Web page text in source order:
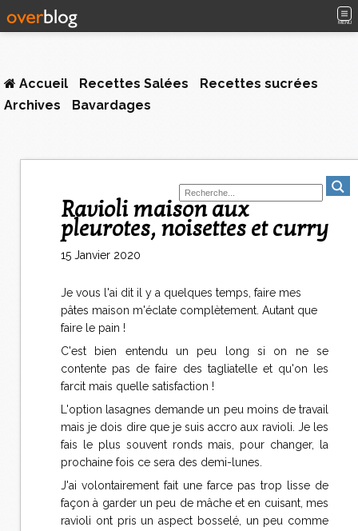
MENU
Accueil Recettes Salées
Recettes sucrées
Archives
Bavardages
Ravioli maison aux
pleurotes, noisettes et curry
15 Janvier 2020
Je vous l'ai dit il y a quelques temps, faire mes
pâtes maison m'éclate complètement. Autant que
faire le pain !
C'est bien entendu un peu long si on ne se
contente pas de faire des tagliatelle et qu'on les
farcit mais quelle satisfaction !
L'option lasagnes demande un peu moins de travail
mais je dois dire que je suis accro aux ravioli. Je les
fais le plus souvent ronds mais, pour changer, la
prochaine fois ce sera des demi-lunes.
J'ai volontairement fait une farce pas trop lisse de
façon à garder un peu de mâche et en cuisant, mes
ravioli ont pris un aspect bosselé, un peu comme